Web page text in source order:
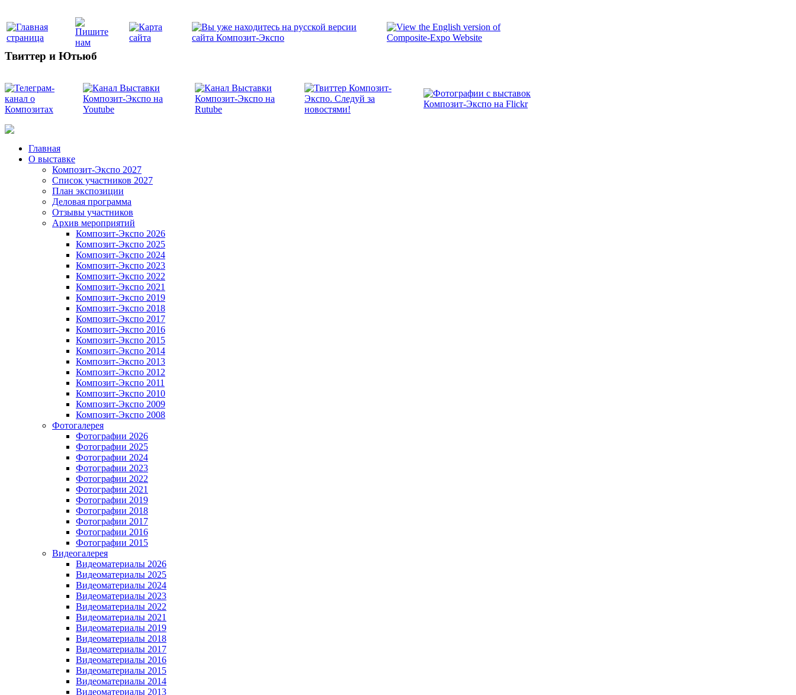
Твиттер и Ютьюб
Главная
О выставке
Композит-Экспо 2027
Список участников 2027
План экспозиции
Деловая программа
Отзывы участников
Архив мероприятий
Композит-Экспо 2026
Композит-Экспо 2025
Композит-Экспо 2024
Композит-Экспо 2023
Композит-Экспо 2022
Композит-Экспо 2021
Композит-Экспо 2019
Композит-Экспо 2018
Композит-Экспо 2017
Композит-Экспо 2016
Композит-Экспо 2015
Композит-Экспо 2014
Композит-Экспо 2013
Композит-Экспо 2012
Композит-Экспо 2011
Композит-Экспо 2010
Композит-Экспо 2009
Композит-Экспо 2008
Фотогалерея
Фотографии 2026
Фотографии 2025
Фотографии 2024
Фотографии 2023
Фотографии 2022
Фотографии 2021
Фотографии 2019
Фотографии 2018
Фотографии 2017
Фотографии 2016
Фотографии 2015
Видеогалерея
Видеоматериалы 2026
Видеоматериалы 2025
Видеоматериалы 2024
Видеоматериалы 2023
Видеоматериалы 2022
Видеоматериалы 2021
Видеоматериалы 2019
Видеоматериалы 2018
Видеоматериалы 2017
Видеоматериалы 2016
Видеоматериалы 2015
Видеоматериалы 2014
Видеоматериалы 2013